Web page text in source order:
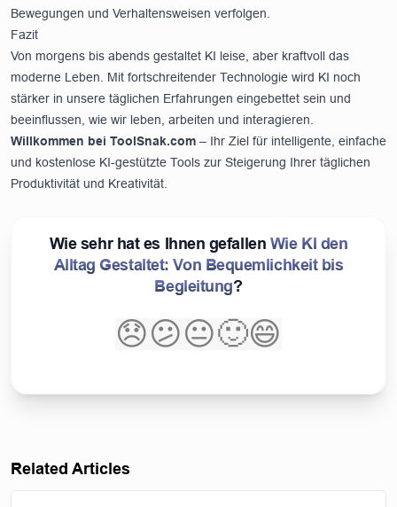
Bewegungen und Verhaltensweisen verfolgen.
Fazit
Von morgens bis abends gestaltet KI leise, aber kraftvoll das
moderne Leben. Mit fortschreitender Technologie wird KI noch
stärker in unsere täglichen Erfahrungen eingebettet sein und
beeinflussen, wie wir leben, arbeiten und interagieren.
Willkommen bei ToolSnak.com – Ihr Ziel für intelligente, einfache
und kostenlose KI-gestützte Tools zur Steigerung Ihrer täglichen
Produktivität und Kreativität.
Wie sehr hat es Ihnen gefallen Wie KI den
Alltag Gestaltet: Von Bequemlichkeit bis
Begleitung?
😞😕😐🙂😄
Related Articles